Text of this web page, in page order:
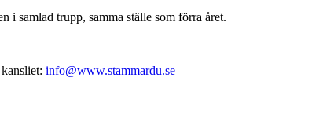
i samlad trupp, samma ställe som förra året.
info@www.stammardu.se